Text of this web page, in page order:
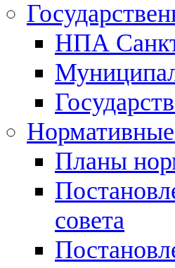
НПА
Планы
совета